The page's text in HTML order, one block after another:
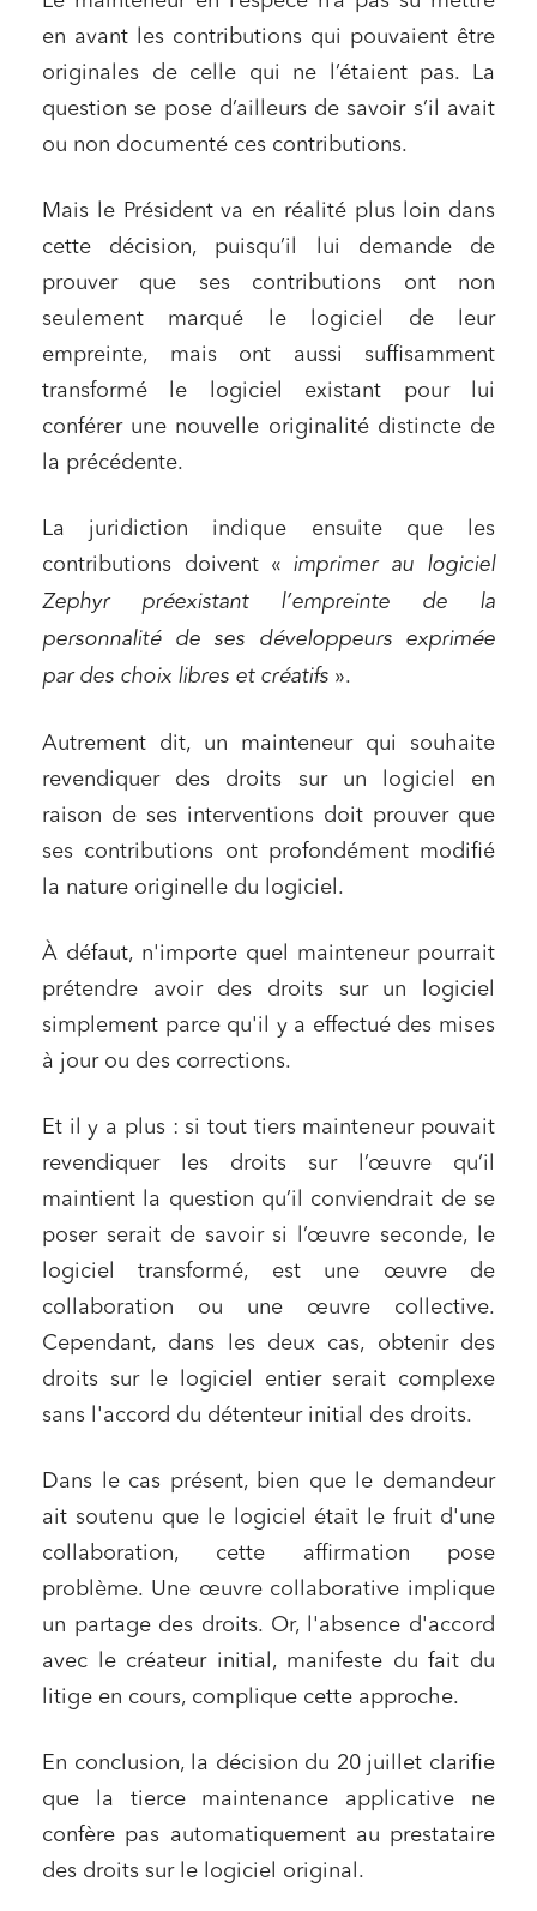
en avant les contributions qui pouvaient être
originales de celle qui ne l’étaient pas. La
question se pose d’ailleurs de savoir s’il avait
ou non documenté ces contributions.
Mais le Président va en réalité plus loin dans
cette décision, puisqu’il lui demande de
prouver que ses contributions ont non
seulement marqué le logiciel de leur
empreinte, mais ont aussi suffisamment
transformé le logiciel existant pour lui
conférer une nouvelle originalité distincte de
la précédente.
La juridiction indique ensuite que les
contributions doivent « imprimer au logiciel
Zephyr préexistant l’empreinte de la
personnalité de ses développeurs exprimée
par des choix libres et créatifs ».
Autrement dit, un mainteneur qui souhaite
revendiquer des droits sur un logiciel en
raison de ses interventions doit prouver que
ses contributions ont profondément modifié
la nature originelle du logiciel.
À défaut, n'importe quel mainteneur pourrait
prétendre avoir des droits sur un logiciel
simplement parce qu'il y a effectué des mises
à jour ou des corrections.
Et il y a plus : si tout tiers mainteneur pouvait
revendiquer les droits sur l’œuvre qu’il
maintient la question qu’il conviendrait de se
poser serait de savoir si l’œuvre seconde, le
logiciel transformé, est une œuvre de
collaboration ou une œuvre collective.
Cependant, dans les deux cas, obtenir des
droits sur le logiciel entier serait complexe
sans l'accord du détenteur initial des droits.
Dans le cas présent, bien que le demandeur
ait soutenu que le logiciel était le fruit d'une
collaboration, cette affirmation pose
problème. Une œuvre collaborative implique
un partage des droits. Or, l'absence d'accord
avec le créateur initial, manifeste du fait du
litige en cours, complique cette approche.
En conclusion, la décision du 20 juillet clarifie
que la tierce maintenance applicative ne
confère pas automatiquement au prestataire
des droits sur le logiciel original.
Associations et acteurs de l’économie sociale et
solidaire
Media et édition
Entreprises du numérique
Établissements financiers
Mobilité et transport
Relations sociales et droit du travail
Services publics et collectivités